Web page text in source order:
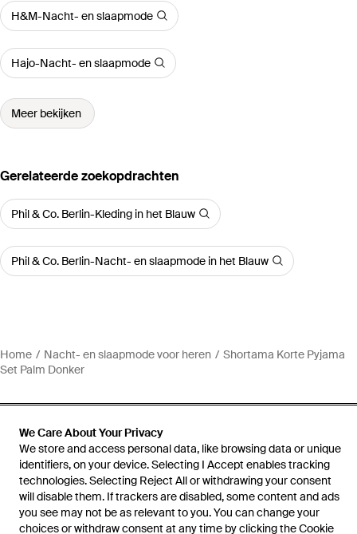
We Care About Your Privacy
We store and access personal data, like browsing data or unique
identifiers, on your device. Selecting I Accept enables tracking
technologies. Selecting Reject All or withdrawing your consent
will disable them. If trackers are disabled, some content and ads
you see may not be as relevant to you. You can change your
choices or withdraw consent at any time by clicking the Cookie
H&M-Nacht- en slaapmode
Hajo-Nacht- en slaapmode
Meer bekijken
Gerelateerde zoekopdrachten
Phil & Co. Berlin-Kleding in het Blauw
Phil & Co. Berlin-Nacht- en slaapmode in het Blauw
Home Nacht- en slaapmode voor heren
Shortama Korte Pyjama
Set Palm Donker
Hulp en informatie